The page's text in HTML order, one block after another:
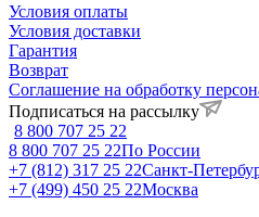
Условия оплаты
Условия доставки
Гарантия
Возврат
Соглашение на обработку
Подписаться на рассылку
8 800 707 25 22
8 800 707 25 22По России
+7 (812) 317 25 22Санкт-
+7 (499) 450 25 22Москва